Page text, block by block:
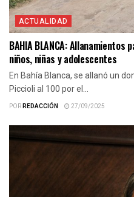
ACTUALIDAD
BAHIA BLANCA:
niños, niñas y adolescentes
En Bahía Blanca, se allanó un
Piccioli al 100 por el...
PORREDACCIÓN 27/09/2025